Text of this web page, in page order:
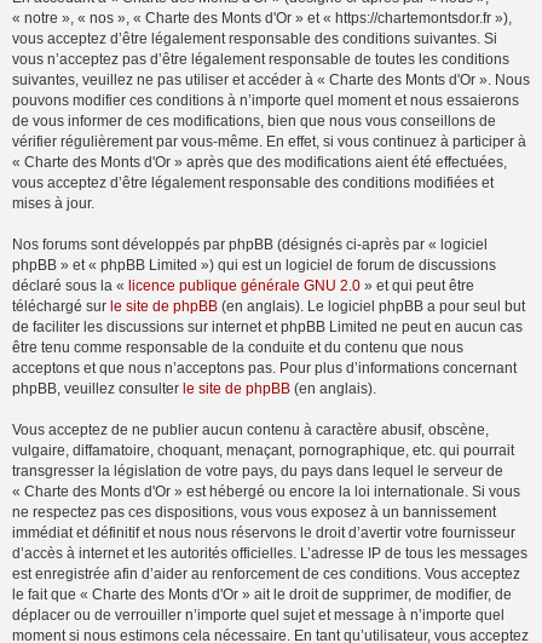
« notre », « nos », « Charte des Monts d'Or » et « https://chartemontsdor.fr »),
vous acceptez d’être légalement responsable des conditions suivantes. Si
vous n’acceptez pas d’être légalement responsable de toutes les conditions
suivantes, veuillez ne pas utiliser et accéder à « Charte des Monts d'Or ». Nous
pouvons modifier ces conditions à n’importe quel moment et nous essaierons
de vous informer de ces modifications, bien que nous vous conseillons de
vérifier régulièrement par vous-même. En effet, si vous continuez à participer à
« Charte des Monts d'Or » après que des modifications aient été effectuées,
vous acceptez d’être légalement responsable des conditions modifiées et
mises à jour.
Nos forums sont développés par phpBB (désignés ci-après par « logiciel
phpBB » et « phpBB Limited ») qui est un logiciel de forum de discussions
déclaré sous la « licence publique générale GNU 2.0 » et qui peut être
téléchargé sur le site de phpBB (en anglais). Le logiciel phpBB a pour seul but
de faciliter les discussions sur internet et phpBB Limited ne peut en aucun cas
être tenu comme responsable de la conduite et du contenu que nous
acceptons et que nous n’acceptons pas. Pour plus d’informations concernant
phpBB, veuillez consulter le site de phpBB (en anglais).
Vous acceptez de ne publier aucun contenu à caractère abusif, obscène,
vulgaire, diffamatoire, choquant, menaçant, pornographique, etc. qui pourrait
transgresser la législation de votre pays, du pays dans lequel le serveur de
« Charte des Monts d'Or » est hébergé ou encore la loi internationale. Si vous
ne respectez pas ces dispositions, vous vous exposez à un bannissement
immédiat et définitif et nous nous réservons le droit d’avertir votre fournisseur
d’accès à internet et les autorités officielles. L’adresse IP de tous les messages
est enregistrée afin d’aider au renforcement de ces conditions. Vous acceptez
le fait que « Charte des Monts d'Or » ait le droit de supprimer, de modifier, de
déplacer ou de verrouiller n’importe quel sujet et message à n’importe quel
moment si nous estimons cela nécessaire. En tant qu’utilisateur, vous acceptez